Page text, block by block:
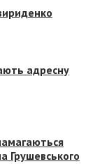
адресну
Грушевського